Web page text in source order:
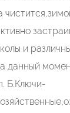
и
данный
Б.Ключи-